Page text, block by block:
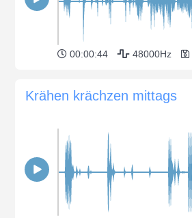
00:00:44 48000Hz
Krähen krächzen mittags